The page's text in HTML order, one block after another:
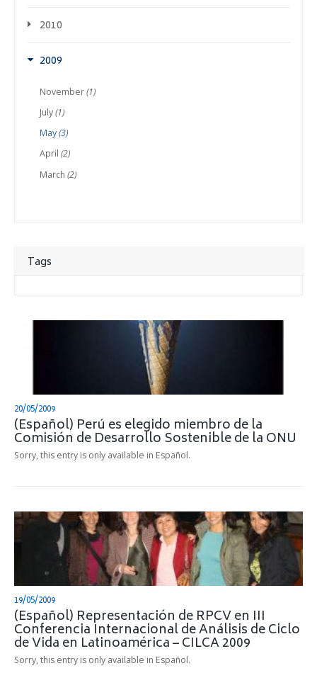
2010
2009
November(1)
July(1)
May(3)
April (2)
March (2)
Tags
20/05/2009
(Español) Perú es elegido miembro de la
Comisión de Desarrollo Sostenible de la ONU
Sorry, this entry is only available in Español.
19/05/2009
(Español) Representación de RPCV en III
Conferencia Internacional de Análisis de Ciclo
de Vida en Latinoamérica – CILCA 2009
Sorry, this entry is only available in Español.